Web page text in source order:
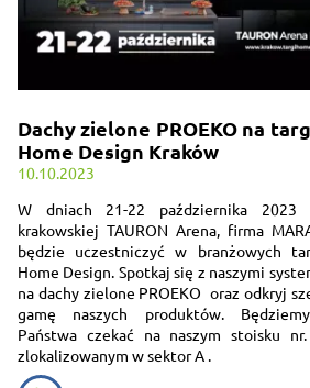
Dachy zielone PROEKO na
Home Design Kraków
10.10.2023
W dniach 21-22 października
krakowskiej TAURON Arena, firma
będzie uczestniczyć w branżowych
Home Design. Spotkaj się z naszymi
na dachy zielone PROEKO oraz odkryj
gamę naszych produktów.
Państwa czekać na naszym stoisku
zlokalizowanym w sektor A .